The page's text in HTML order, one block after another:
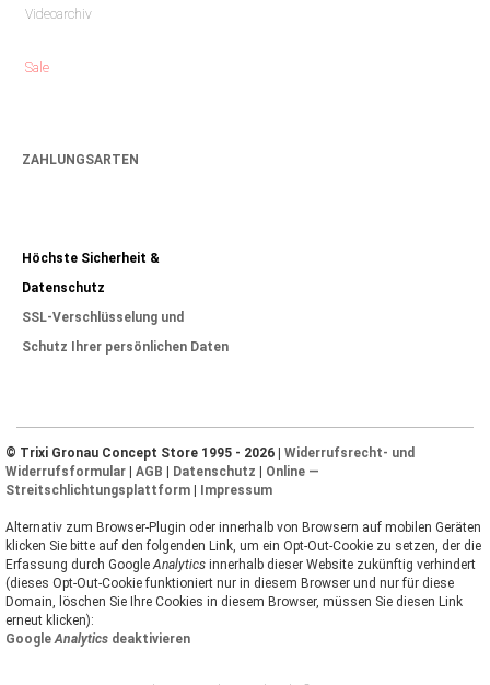
Videoarchiv
Sale
ZAHLUNGSARTEN
Höchste Sicherheit &
Datenschutz
SSL-Verschlüsselung und
Schutz Ihrer persönlichen Daten
© Trixi Gronau Concept Store 1995 - 2026 | Widerrufsrecht- und
Widerrufsformular | AGB | Datenschutz | Online —
Streitschlichtungsplattform | Impressum
Alternativ zum Browser-Plugin oder innerhalb von Browsern auf mobilen Geräten
klicken Sie bitte auf den folgenden Link, um ein Opt-Out-Cookie zu setzen, der die
Erfassung durch Google Analytics innerhalb dieser Website zukünftig verhindert
(dieses Opt-Out-Cookie funktioniert nur in diesem Browser und nur für diese
Domain, löschen Sie Ihre Cookies in diesem Browser, müssen Sie diesen Link
erneut klicken):
Google Analytics deaktivieren